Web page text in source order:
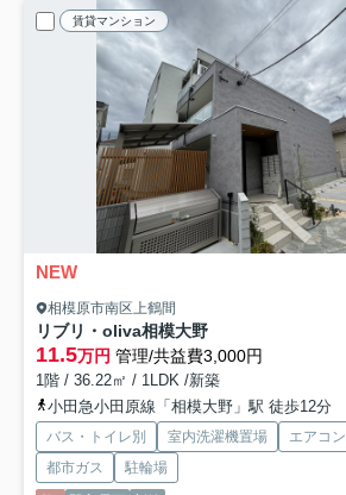
賃貸マンション
NEW
相模原市南区上鶴間
リブリ・oliva相模大野
11.5万円 管理/共益費3,000円
1階 / 36.22㎡ / 1LDK /新築
小田急小田原線「相模大野」駅 徒歩12分
バス・トイレ別 室内洗濯機置場 エアコン
都市ガス
駐輪場